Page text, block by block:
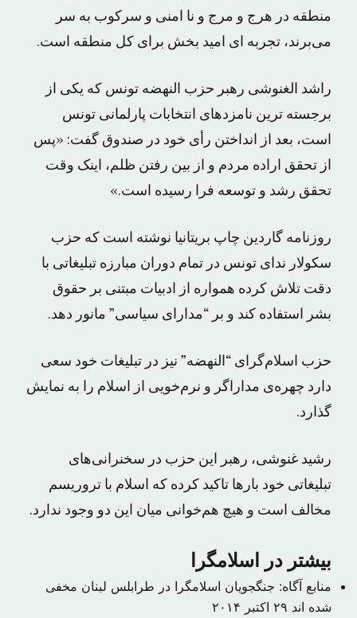
منطقه در هرج و مرج و نا امنی و سرکوب به سر
می‌برند، تجربه ای امید بخش برای کل منطقه است.
راشد الغنوشی رهبر حزب النهضه تونس که یکی از
برجسته ترین نامزدهای انتخابات پارلمانی تونس
است، بعد از انداختن رأی خود در صندوق گفت: «پس
از تحقق اراده مردم و از بین رفتن ظلم، اینک وقت
تحقق رشد و توسعه فرا رسیده است.»
روزنامه گاردین چاپ بریتانیا نوشته است که حزب
سکولار ندای تونس در تمام دوران مبارزه‌ تبلیغاتی با
دقت تلاش کرده همواره از ادبیات مبتنی بر حقوق
بشر استفاده کند و بر “مدارای سیاسی” مانور دهد.
حزب اسلام‌گرای “النهضه” نیز در تبلیغات خود سعی
دارد چهره‌ی مداراگر و نرم‌خویی از اسلام را به نمایش
گذارد.
رشید غنوشی، رهبر این حزب در سخنرانی‌های
تبلیغاتی خود بارها تاکید کرده که اسلام با تروریسم
مخالف است و هیچ هم‌خوانی میان این دو وجود ندارد.
بیشتر در اسلامگرا
منابع آگاه: جنگجویان اسلامگرا در طرابلس لبنان مخفی
شده اند ۲۹ اکتبر ۲۰۱۴